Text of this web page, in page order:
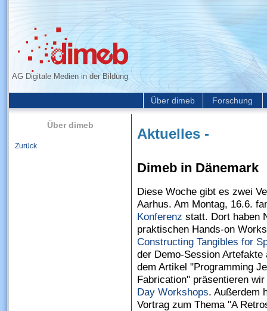
AG Digitale Medien in der Bildung
Über dimeb Forschung
Über dimeb
Zurück
Aktuelles -
Dimeb in Dänemark
Diese Woche gibt es zwei
Aarhus. Am Montag, 16.6.
Konferenz statt. Dort haben
praktischen Hands-on
Constructing Tangibles for
der Demo-Session
dem Artikel "Programming
Fabrication" präsentieren
Day Workshops. Außerdem
Vortrag zum Thema "A